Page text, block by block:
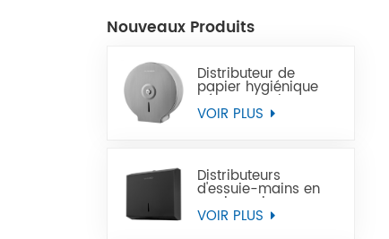
Nouveaux Produits
Distributeur de
papier hygiénique
géant en acier
inoxydable à
VOIR PLUS
Distributeurs
d'essuie-mains en
papier noir
commercial en acier
VOIR PLUS